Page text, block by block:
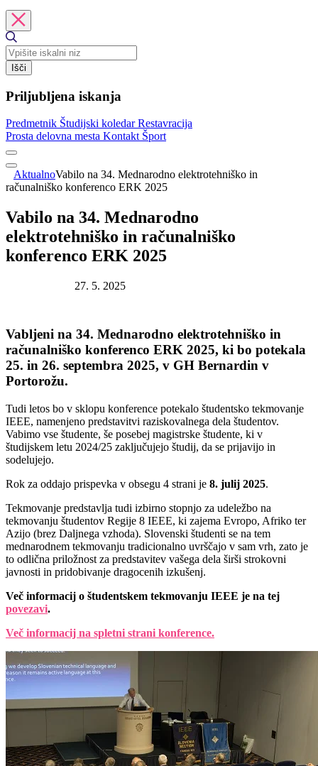
Išči
Priljubljena iskanja
Predmetnik Študijski koledarRestavracija
Prosta delovna mesta Kontakt Šport
AktualnoVabilo na 34. Mednarodno elektrotehniško in
računalniško konferenco ERK 2025
Vabilo na 34. Mednarodno
elektrotehniško in računalniško
konferenco ERK 2025
27. 5. 2025
Vabljeni na 34. Mednarodno elektrotehniško in
računalniško konferenco ERK 2025, ki bo potekala
25. in 26. septembra 2025, v GH Bernardin v
Portorožu.
Tudi letos bo v sklopu konference potekalo študentsko tekmovanje
IEEE, namenjeno predstavitvi raziskovalnega dela študentov.
Vabimo vse študente, še posebej magistrske študente, ki v
študijskem letu 2024/25 zaključujejo študij, da se prijavijo in
sodelujejo.
Rok za oddajo prispevka v obsegu 4 strani je 8. julij 2025.
Tekmovanje predstavlja tudi izbirno stopnjo za udeležbo na
tekmovanju študentov Regije 8 IEEE, ki zajema Evropo, Afriko ter
Azijo (brez Daljnega vzhoda). Slovenski študenti se na tem
mednarodnem tekmovanju tradicionalno uvrščajo v sam vrh, zato je
to odlična priložnost za predstavitev vašega dela širši strokovni
javnosti in pridobivanje dragocenih izkušenj.
Več informacij o študentskem tekmovanju IEEE je na tej
povezavi.
Več informacij na spletni strani konference.